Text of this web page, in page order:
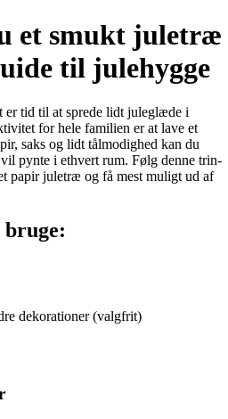
et smukt juletræ
til julehygge
er tid til at sprede lidt juleglæde i
for hele familien er at lave et
saks og lidt tålmodighed kan du
pynte i ethvert rum. Følg denne trin-
papir juletræ og få mest muligt ud af
dekorationer (valgfrit)